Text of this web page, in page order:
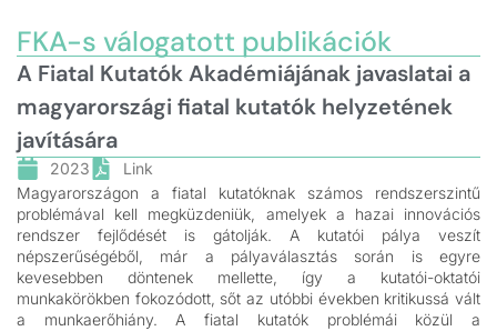
FKA-s válogatott publikációk
A Fiatal Kutatók Akadémiájának javaslatai a
magyarországi fiatal kutatók helyzetének
javítására
2023
Link
Magyarországon a fiatal kutatóknak számos rendszerszintű
problémával kell megküzdeniük, amelyek a hazai innovációs
rendszer fejlődését is gátolják. A kutatói pálya veszít
népszerűségéből, már a pályaválasztás során is egyre
kevesebben döntenek mellette, így a kutatói-oktatói
munkakörökben fokozódott, sőt az utóbbi években kritikussá vált
a munkaerőhiány. A fiatal kutatók problémái közül a